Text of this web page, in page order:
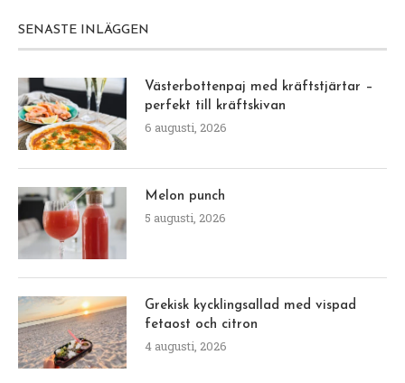
SENASTE INLÄGGEN
Västerbottenpaj med kräftstjärtar –
perfekt till kräftskivan
6 augusti, 2026
Melon punch
5 augusti, 2026
Grekisk kycklingsallad med vispad
fetaost och citron
4 augusti, 2026